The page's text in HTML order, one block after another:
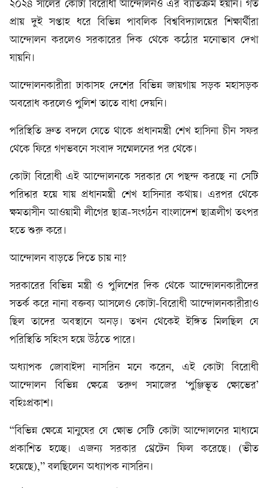
২০২৪ সালের কোটা বিরোধী আন্দোলনও এর ব্যতিক্রম হয়নি। গত
প্রায় দুই সপ্তাহ ধরে বিভিন্ন পাবলিক বিশ্ববিদ্যালয়ের শিক্ষার্থীরা
আন্দোলন করলেও সরকারের দিক থেকে কঠোর মনোভাব দেখা
যায়নি।
আন্দোলনকারীরা ঢাকাসহ দেশের বিভিন্ন জায়গায় সড়ক মহাসড়ক
অবরোধ করলেও পুলিশ তাতে বাধা দেয়নি।
পরিস্থিতি দ্রুত বদলে যেতে থাকে প্রধানমন্ত্রী শেখ হাসিনা চীন সফর
থেকে ফিরে গণভবনে সংবাদ সম্মেলনের পর থেকে।
কোটা বিরোধী এই আন্দোলনকে সরকার যে পছন্দ করছে না সেটি
পরিষ্কার হয়ে যায় প্রধানমন্ত্রী শেখ হাসিনার কথায়। এরপর থেকে
ক্ষমতাসীন আওয়ামী লীগের ছাত্র-সংগঠন বাংলাদেশ ছাত্রলীগ তৎপর
হতে শুরু করে।
আন্দোলন বাড়তে দিতে চায় না?
সরকারের বিভিন্ন মন্ত্রী ও পুলিশের দিক থেকে আন্দোলনকারীদের
সতর্ক করে নানা বক্তব্য আসলেও কোটা-বিরোধী আন্দোলনকারীরাও
ছিল তাদের অবস্থানে অনড়। তখন থেকেই ইঙ্গিত মিলছিল যে
পরিস্থিতি সহিংস হয়ে উঠতে পারে।
অধ্যাপক জোবাইদা নাসরিন মনে করেন, এই কোটা বিরোধী
আন্দোলন বিভিন্ন ক্ষেত্রে তরুণ সমাজের ‘পুঞ্জিভূত ক্ষোভের’
বহিঃপ্রকাশ।
“বিভিন্ন ক্ষেত্রে মানুষের যে ক্ষোভ সেটি কোটা আন্দোলনের মাধ্যমে
প্রকাশিত হচ্ছে। এজন্য সরকার থ্রেটেন ফিল করেছে। (ভীত
হয়েছে),” বলছিলেন অধ্যাপক নাসরিন।